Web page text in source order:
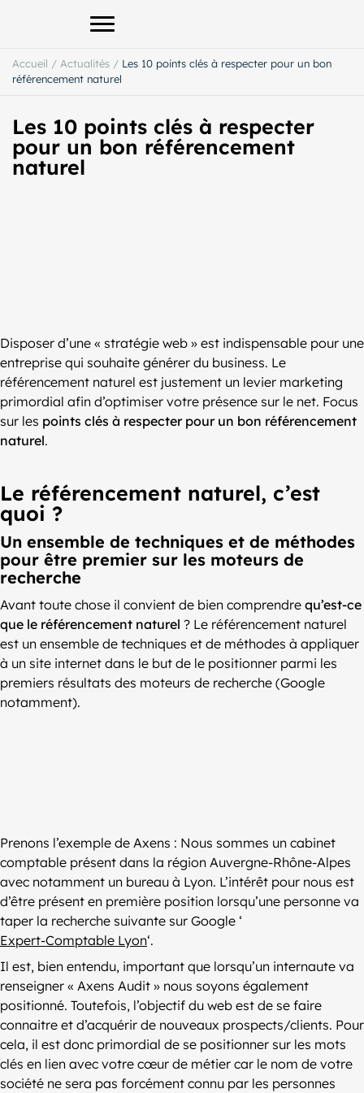
Afficher le menu principal
Accueil / Actualités / Les 10 points clés à respecter pour un bon
référencement naturel
Les 10 points clés à respecter
pour un bon référencement
naturel
Disposer d’une « stratégie web » est indispensable pour une
entreprise qui souhaite générer du business. Le
référencement naturel est justement un levier marketing
primordial afin d’optimiser votre présence sur le net. Focus
sur les points clés à respecter pour un bon référencement
naturel.
Le référencement naturel, c’est
quoi ?
Un ensemble de techniques et de méthodes
pour être premier sur les moteurs de
recherche
Avant toute chose il convient de bien comprendre qu’est-ce
que le référencement naturel ? Le référencement naturel
est un ensemble de techniques et de méthodes à appliquer
à un site internet dans le but de le positionner parmi les
premiers résultats des moteurs de recherche (Google
notamment).
Prenons l’exemple de Axens : Nous sommes un cabinet
comptable présent dans la région Auvergne-Rhône-Alpes
avec notamment un bureau à Lyon. L’intérêt pour nous est
d’être présent en première position lorsqu’une personne va
taper la recherche suivante sur Google ‘
Expert-Comptable Lyon‘.
Il est, bien entendu, important que lorsqu’un internaute va
renseigner « Axens Audit » nous soyons également
positionné. Toutefois, l’objectif du web est de se faire
connaitre et d’acquérir de nouveaux prospects/clients. Pour
cela, il est donc primordial de se positionner sur les mots
clés en lien avec votre cœur de métier car le nom de votre
société ne sera pas forcément connu par les personnes